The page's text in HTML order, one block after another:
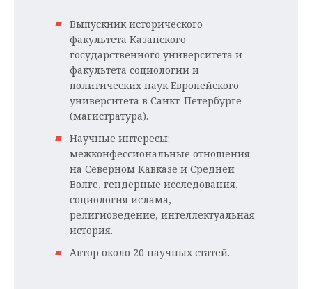
Выпускник исторического
факультета Казанского
государственного университета и
факультета социологии и
политических наук Европейского
университета в Санкт-Петербурге
(магистратура).
Научные интересы:
межконфессиональные отношения
на Северном Кавказе и Средней
Волге, гендерные исследования,
социология ислама,
религиоведение, интеллектуальная
история.
Автор около 20 научных статей.